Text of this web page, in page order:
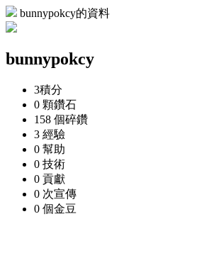
bunnypokcy的資料
bunnypokcy
3積分
0 顆鑽石
158 個碎鑽
3 經驗
0 幫助
0 技術
0 貢獻
0 次宣傳
0 個金豆